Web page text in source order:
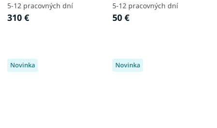
5-12 pracovných dní
310 €
5-12 pracovných dní
50 €
Novinka Novinka